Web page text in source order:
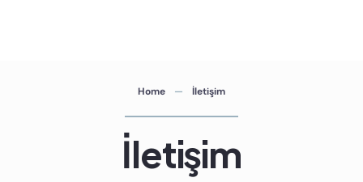
Home İletişim
İletişim